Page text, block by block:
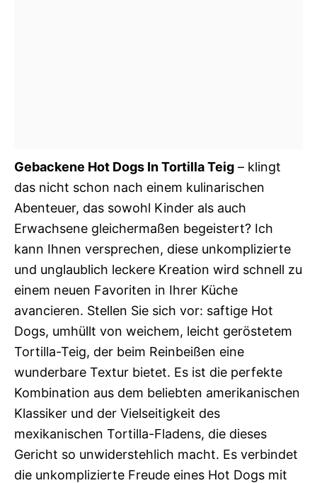
Gebackene Hot Dogs In Tortilla Teig – klingt
das nicht schon nach einem kulinarischen
Abenteuer, das sowohl Kinder als auch
Erwachsene gleichermaßen begeistert? Ich
kann Ihnen versprechen, diese unkomplizierte
und unglaublich leckere Kreation wird schnell zu
einem neuen Favoriten in Ihrer Küche
avancieren. Stellen Sie sich vor: saftige Hot
Dogs, umhüllt von weichem, leicht geröstetem
Tortilla-Teig, der beim Reinbeißen eine
wunderbare Textur bietet. Es ist die perfekte
Kombination aus dem beliebten amerikanischen
Klassiker und der Vielseitigkeit des
mexikanischen Tortilla-Fladens, die dieses
Gericht so unwiderstehlich macht. Es verbindet
die unkomplizierte Freude eines Hot Dogs mit